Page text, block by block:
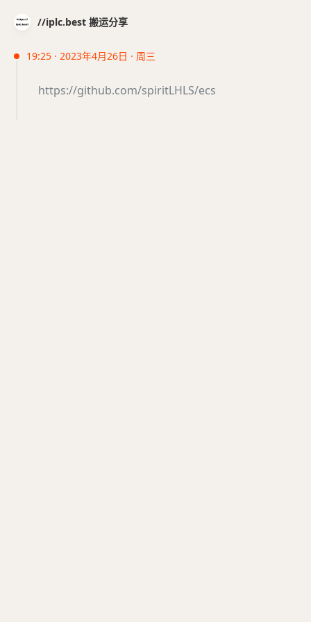
//iplc.best 搬运分享
19:25 · 2023年4月26日 · 周三
https://github.com/spiritLHLS/ecs